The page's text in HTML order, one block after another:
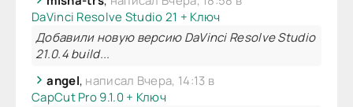
DaVinci Resolve Studio 21 + Ключ
Добавили новую версию DaVinci Resolve Studio
21.0.4 build...
angel, написал Вчера, 14:13 в
CapCut Pro 9.1.0 + Ключ